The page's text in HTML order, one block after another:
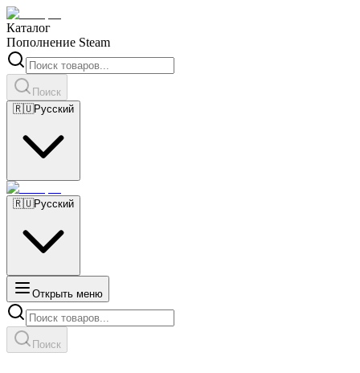
Каталог
Пополнение Steam
Поиск
🇷🇺Русский
🇷🇺Русский
Открыть меню
Поиск